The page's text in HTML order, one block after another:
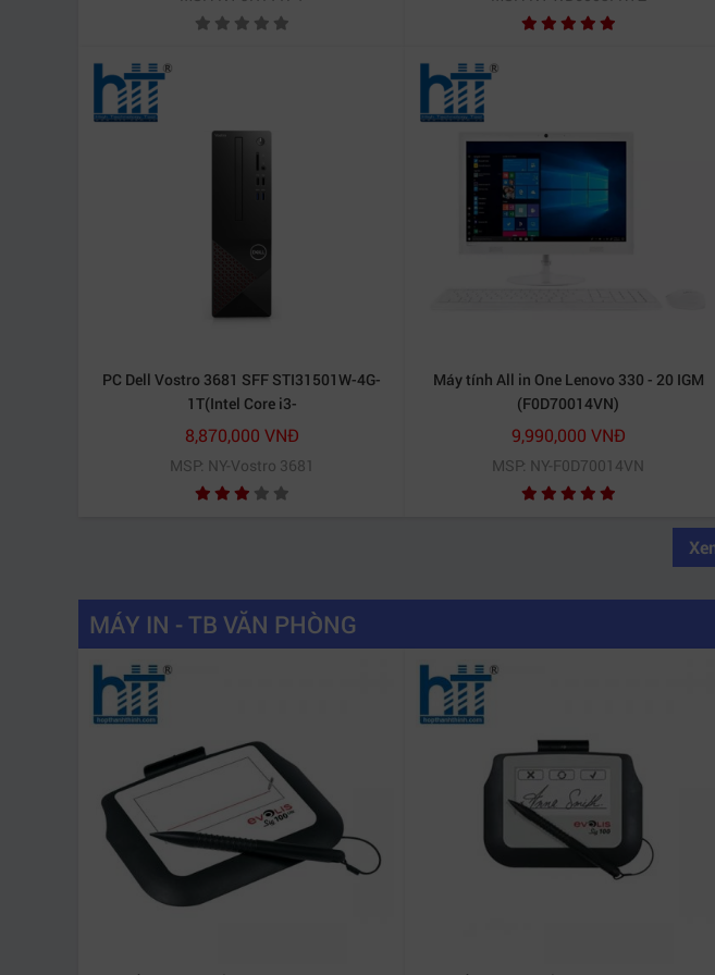
PC Dell Vostro 3681 SFF STI31501W-4G-
1T(Intel Core i3-
10100/4GB/1TBHDD/Windows 10 Home
64-bit/WiFi 802.11ac)
8,870,000 VNĐ
MSP: NY-Vostro 3681
Máy tính All in One Lenovo 330 - 20 IGM
(F0D70014VN)
9,990,000 VNĐ
MSP: NY-F0D70014VN
MÁY IN - TB VĂN PHÒNG